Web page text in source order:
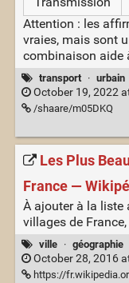
Attention : les
vraies, mais sont
combinaison aide
transport · urbain
October 19, 2022
/shaare/m05DKQ
Les Plus
France —
À ajouter à la liste
villages de France,
ville · géographie
October 28, 2016
https://fr.wikipedia.org/